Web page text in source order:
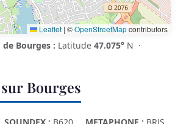
Leaflet | ©OpenStreetMapcontributors
de Bourges : Latitude 47.075° N ·
Bourges